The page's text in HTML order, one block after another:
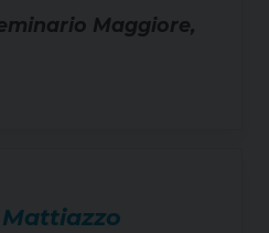
Maggiore,